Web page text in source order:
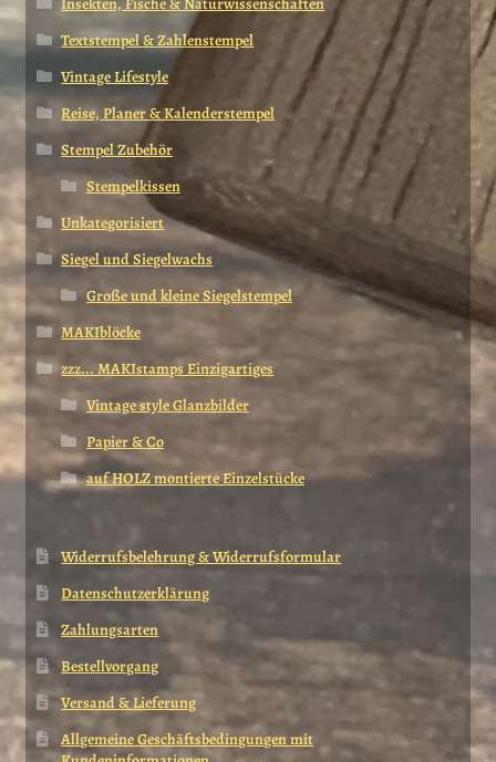
Textstempel & Zahlenstempel
Vintage Lifestyle
Reise, Planer & Kalenderstempel
Stempel Zubehör
Stempelkissen
Unkategorisiert
Siegel und Siegelwachs
Große und kleine Siegelstempel
MAKIblöcke
zzz... MAKIstamps Einzigartiges
Vintage style Glanzbilder
Papier & Co
auf HOLZ montierte Einzelstücke
Widerrufsbelehrung & Widerrufsformular
Datenschutzerklärung
Zahlungsarten
Bestellvorgang
Versand & Lieferung
Allgemeine Geschäftsbedingungen mit